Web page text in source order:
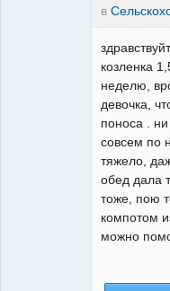
в
козленка
неделю,
девочка,
поноса .
совсем по
тяжело,
обед дала
тоже, пою
компотом
можно